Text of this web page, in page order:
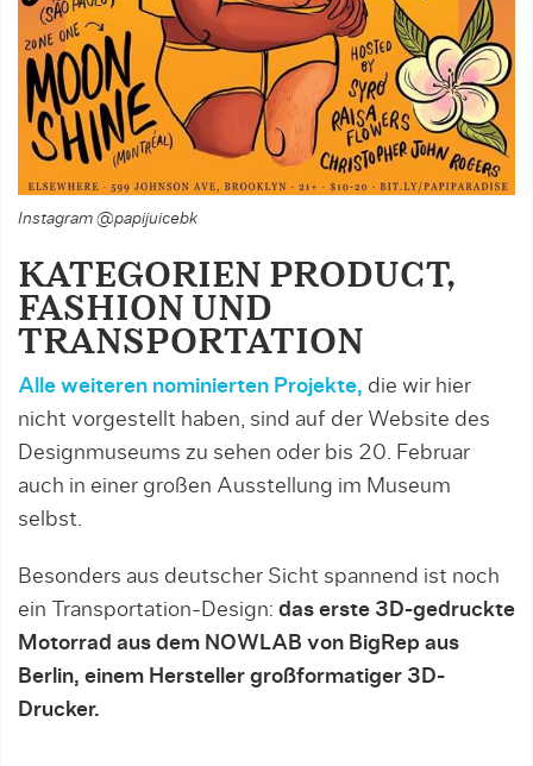
Instagram @papijuicebk
KATEGORIEN PRODUCT,
FASHION UND
TRANSPORTATION
Alle weiteren nominierten Projekte, die wir hier
nicht vorgestellt haben, sind auf der Website des
Designmuseums zu sehen oder bis 20. Februar
auch in einer großen Ausstellung im Museum
selbst.
Besonders aus deutscher Sicht spannend ist noch
ein Transportation-Design: das erste 3D-gedruckte
Motorrad aus dem NOWLAB von BigRep aus
Berlin, einem Hersteller großformatiger 3D-
Drucker.